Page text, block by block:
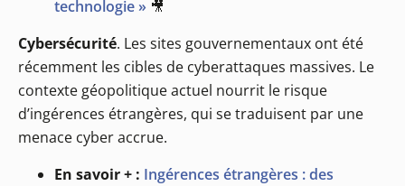
technologie » 🎥
Cybersécurité. Les sites gouvernementaux ont été
récemment les cibles de cyberattaques massives. Le
contexte géopolitique actuel nourrit le risque
d’ingérences étrangères, qui se traduisent par une
menace cyber accrue.
En savoir + : Ingérences étrangères : des